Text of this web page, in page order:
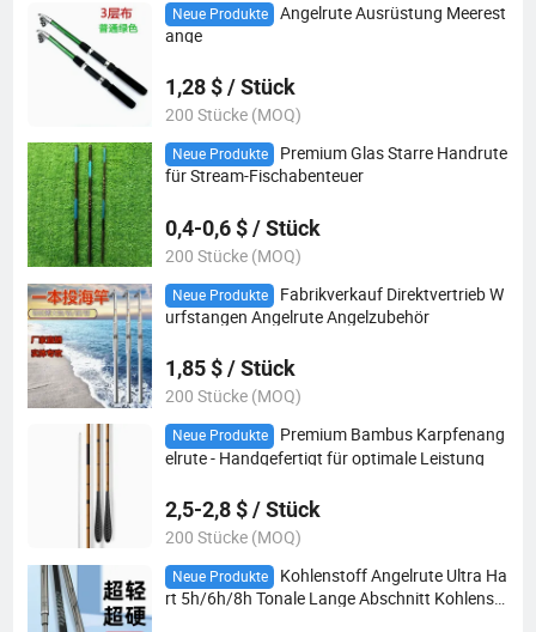
Neue Produkte
Angelrute Ausrüstung Meerest
ange
1,28 $ / Stück
200 Stücke (MOQ)
Neue Produkte
Premium Glas Starre Handrute
für Stream-Fischabenteuer
0,4-0,6 $ / Stück
200 Stücke (MOQ)
Neue Produkte
Fabrikverkauf Direktvertrieb W
urfstangen Angelrute Angelzubehör
1,85 $ / Stück
200 Stücke (MOQ)
Neue Produkte
Premium Bambus Karpfenang
elrute - Handgefertigt für optimale Leistung
2,5-2,8 $ / Stück
200 Stücke (MOQ)
Neue Produkte
Kohlenstoff Angelrute Ultra Ha
rt 5h/6h/8h Tonale Lange Abschnitt Kohlenst